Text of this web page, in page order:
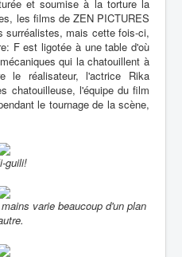
et soumise à la torture la
les films de ZEN PICTURES
surréalistes, mais cette fois-ci,
F est ligotée à une table d'où
qui la chatouillent à
le réalisateur, l'actrice Rika
chatouilleuse, l'équipe du film
le tournage de la scène,
guili!
varie beaucoup d'un plan